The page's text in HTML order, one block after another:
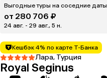
Выгодные туры на соседние даты
от 280 706 ₽
24 авг. - 29 авг., 5 н.
Кешбэк 4% по карте Т-Банка
Лара, Турция
Royal Seginus